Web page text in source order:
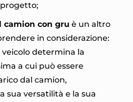
camion con gru è un altro
in considerazione:
determina la
a cui può essere
dal camion,
sua versatilità e la sua